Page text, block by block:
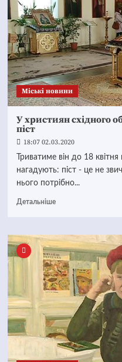
Mіські новини
У християн східного
піст
18:07 02.03.2020
Триватиме він до 18
нагадують: піст - це не
нього потрібно...
Детальніше